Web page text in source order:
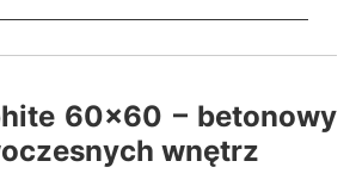
60x60 – betonowy
wnętrz